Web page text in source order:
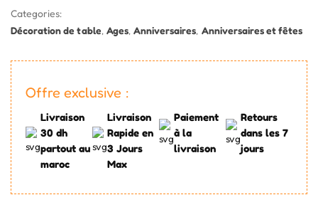
Categories:
Décoration de table, Ages, Anniversaires, Anniversaires et fêtes
Offre exclusive :
Livraison
30 dh
partout au
maroc
Livraison
Rapide en
3 Jours
Max
Paiement
à la
livraison
Retours
dans les 7
jours